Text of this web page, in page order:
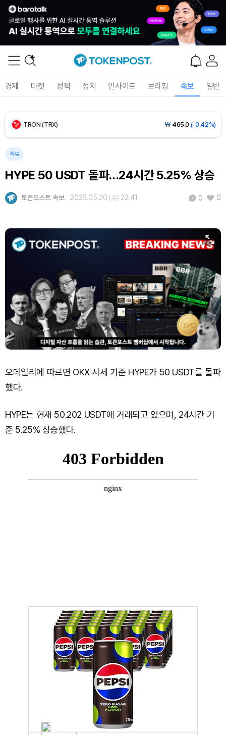
경제 마켓 정책 정치 인사이트 브리핑 속보 일반
BNB (BNB) ₩ 843,031(-0.84%)
TRON (TRX) ₩ 465.0 (-0.42%)
Dogecoin (DOGE) ₩98.08 (-1.31%)
Bitcoin (BTC) 91,599,735(+0.31%)
속보
HYPE 50 USDT 돌파…24시간 5.25% 상승
토큰포스트 속보 2026.05.20 (수) 22:41 0 0
오데일리에 따르면 OKX 시세 기준 HYPE가 50 USDT를 돌파
했다.
HYPE는 현재 50.202 USDT에 거래되고 있으며, 24시간 기
준 5.25% 상승했다.